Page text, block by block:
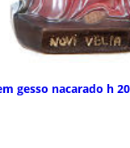
gesso nacarado h